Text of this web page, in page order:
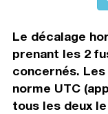
Le décalage
prenant les 2
concernés.
norme UTC
tous les deux